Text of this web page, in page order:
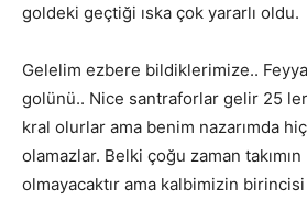
goldeki geçtiği ıska çok yararlı oldu.
Gelelim ezbere bildiklerimize..
golünü.. Nice santraforlar gelir 25
kral olurlar ama benim nazarımda
olamazlar. Belki çoğu zaman
olmayacaktır ama kalbimizin